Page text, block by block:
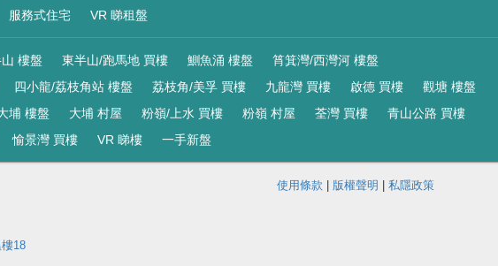
服務式住宅 VR 睇租盤
樓盤 東半山/跑馬地 買樓 鰂魚涌 樓盤
筲箕灣/西灣河 樓盤
四小龍/荔枝角站 樓盤 荔枝角/美孚 買樓 九龍灣 買樓 啟德 買樓
觀塘 樓盤
埔 樓盤 大埔 村屋 粉嶺/上水 買樓 粉嶺 村屋 荃灣 買樓
青山公路 買樓
愉景灣 買樓 VR 睇樓 一手新盤
使用條款 | 版權聲明 | 私隱政策
18